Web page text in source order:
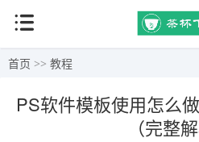
首页 >> 教程
PS软件模板使用怎么
（完整